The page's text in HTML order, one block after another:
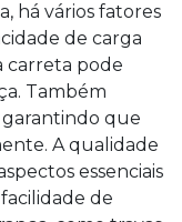
há vários fatores
de carga
carreta pode
Também
garantindo que
A qualidade
essenciais
de